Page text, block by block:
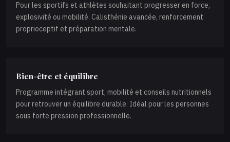
Pour les sportifs et athlètes souhaitant progresser en force,
explosivité ou mobilité. Calisthénie avancée, renforcement
proprioceptif et préparation mentale.
Bien-être et équilibre
Programme intégrant sport, mobilité et conseils nutritionnels
pour retrouver un équilibre durable. Idéal pour les personnes
sous forte pression professionnelle.